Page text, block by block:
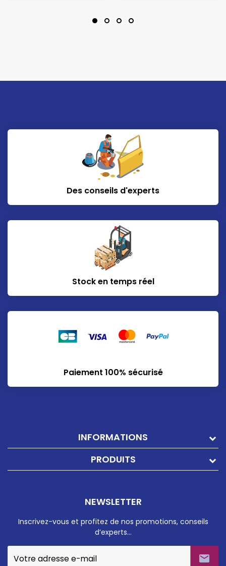
Des conseils d'experts
Stock en temps réel
Paiement 100% sécurisé
INFORMATIONS
PRODUITS
NEWSLETTER
Inscrivez-vous et profitez de nos promotions, conseils
d’experts…
